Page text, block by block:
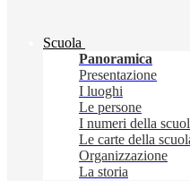
Scuola
Panoramica
Presentazione
I luoghi
Le persone
I numeri della
Le carte della
Organizzazione
La storia